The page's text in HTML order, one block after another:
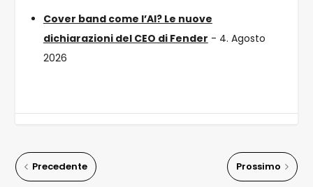
Cover band come l’AI? Le nuove
dichiarazioni del CEO di Fender - 4. Agosto
2026
Precedente Prossimo